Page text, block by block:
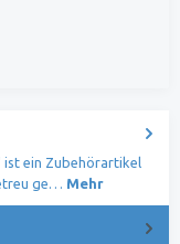
ein Zubehörartikel
ge… Mehr